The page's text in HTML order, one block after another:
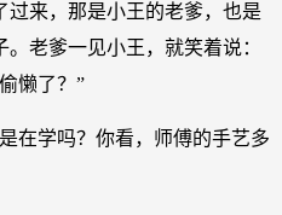
过来，那是小王的老爹，也是
老爹一见小王，就笑着说：
懒了？”
在学吗？你看，师傅的手艺多